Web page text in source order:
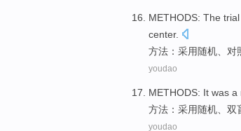
METHODS: The trial
center.
方法 ： 采用随机、对
youdao
METHODS: It was a
方法 ： 采用随机、 双
youdao